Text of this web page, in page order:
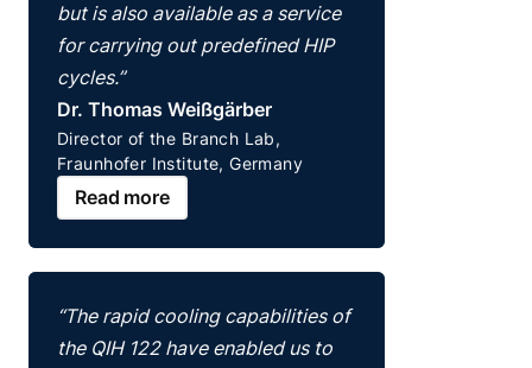
but is also available as a service
for carrying out predefined HIP
cycles.”
Dr. Thomas Weißgärber
Director of the Branch Lab,
Fraunhofer Institute, Germany
Read more
“The rapid cooling capabilities of
the QIH 122 have enabled us to